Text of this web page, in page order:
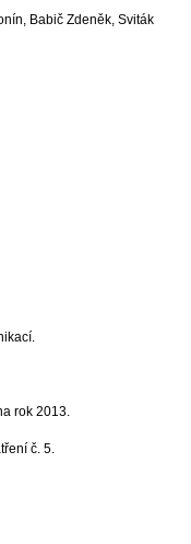
Babič Zdeněk, Sviták
na rok 2013.
opatření č. 5.